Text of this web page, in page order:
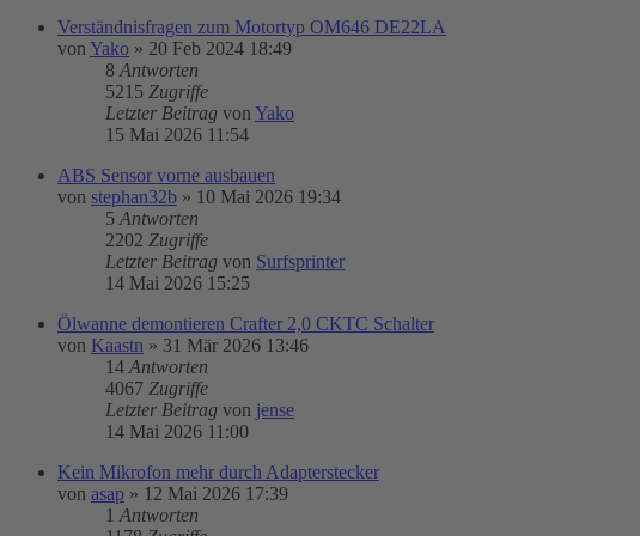
Verständnisfragen zum Motortyp OM646 DE22LA
von Yako » 20 Feb 2024 18:49
8 Antworten
5215 Zugriffe
Letzter Beitrag von Yako
15 Mai 2026 11:54
ABS Sensor vorne ausbauen
von stephan32b » 10 Mai 2026 19:34
5 Antworten
2202 Zugriffe
Letzter Beitrag von Surfsprinter
14 Mai 2026 15:25
Ölwanne demontieren Crafter 2,0 CKTC Schalter
von Kaastn » 31 Mär 2026 13:46
14 Antworten
4067 Zugriffe
Letzter Beitrag von jense
14 Mai 2026 11:00
Kein Mikrofon mehr durch Adapterstecker
von asap » 12 Mai 2026 17:39
1 Antworten